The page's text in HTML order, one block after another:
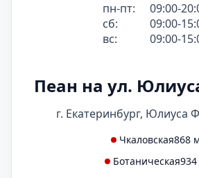
пн-пт:
09:00-
сб:
09:00-
вс:
09:00-
Пеан на ул.
г. Екатеринбург, Юлиуса
Чкаловская868
Ботаническая